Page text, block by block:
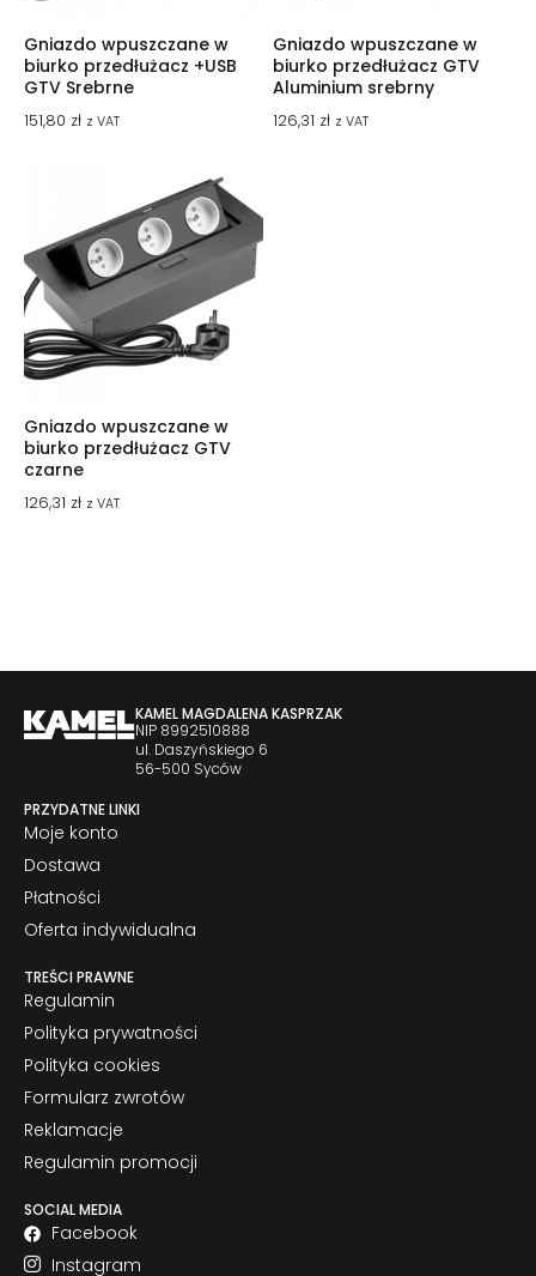
Gniazdo wpuszczane w
biurko przedłużacz +USB
GTV Srebrne
151,80 zł z VAT
Gniazdo wpuszczane w
biurko przedłużacz GTV
Aluminium srebrny
126,31 zł z VAT
Gniazdo wpuszczane w
biurko przedłużacz GTV
czarne
126,31 zł z VAT
KAMEL MAGDALENA KASPRZAK
NIP 8992510888
ul. Daszyńskiego 6
56-500 Syców
PRZYDATNE LINKI
Moje konto
Dostawa
Płatności
Oferta indywidualna
TREŚCI PRAWNE
Regulamin
Polityka prywatności
Polityka cookies
Formularz zwrotów
Reklamacje
Regulamin promocji
SOCIAL MEDIA
Facebook
Instagram